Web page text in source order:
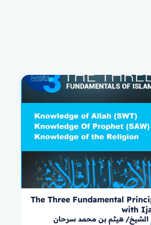
The Three Fundamental
with
الشيخ/ هيثم بن محمد سرحان